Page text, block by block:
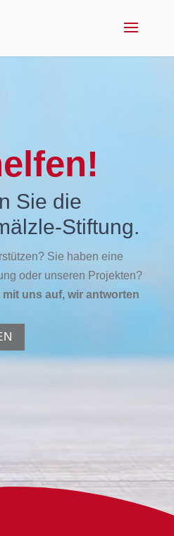
Sie die
Stiftung.
Sie haben eine
oder unseren Projekten?
uns auf, wir antworten